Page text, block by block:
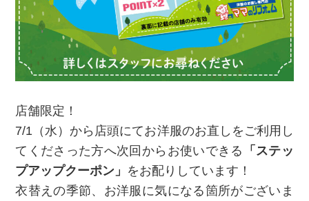
店舗限定！
7/1（水）から店頭にてお洋服のお直しをご利用し
てくださった方へ次回からお使いできる
「ステッ
プアップクーポン」 をお配りしています！
衣替えの季節、お洋服に気になる箇所がございま